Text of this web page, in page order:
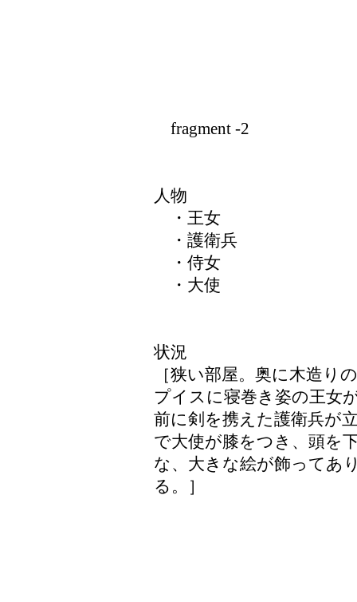
fragment -2
人物
・王女
・護衛兵
・侍女
・大使
状況
［狭い部屋。奥に木造り
プイスに寝巻き姿の王女
前に剣を携えた護衛兵が
で大使が膝をつき、頭を
な、大きな絵が飾ってあ
る。］